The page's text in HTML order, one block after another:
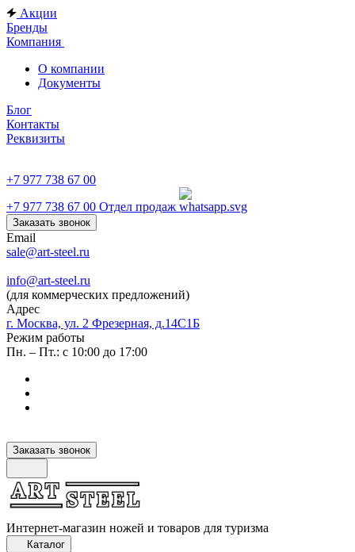
Акции
Бренды
Компания
О компании
Документы
Блог
Контакты
Реквизиты
+7 977 738 67 00
+7 977 738 67 00 Отдел продаж
Заказать звонок
Email
sale@art-steel.ru
info@art-steel.ru
(для коммерческих предложений)
Адрес
г. Москва, ул. 2 Фрезерная, д.14С1Б
Режим работы
Пн. – Пт.: с 10:00 до 17:00
Заказать звонок
Интернет-магазин ножей и товаров для туризма
Каталог